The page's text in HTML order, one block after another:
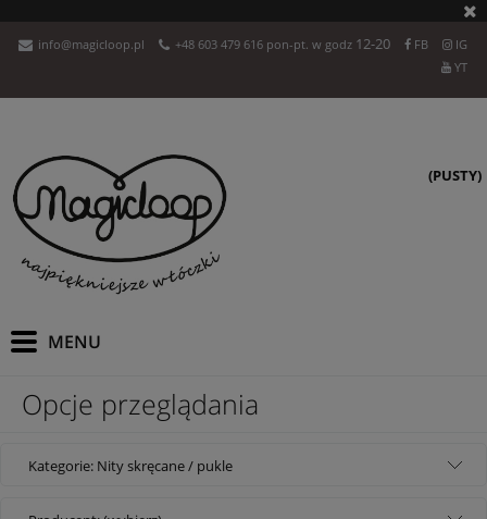
info@magicloop.pl +48 603 479 616 pon-pt. w godz 12-20 FB
IG
YT
(PUSTY)
Opcje przeglądania
Kategorie: Nity skręcane / pukle